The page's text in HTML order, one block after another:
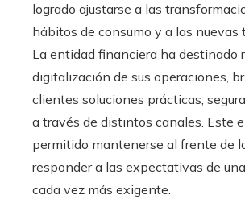
logrado ajustarse a las
hábitos de consumo y a las nuevas
La entidad financiera ha destinado
digitalización de sus operaciones,
clientes soluciones prácticas,
a través de distintos canales. Este
permitido mantenerse al frente de
responder a las expectativas de
cada vez más exigente.